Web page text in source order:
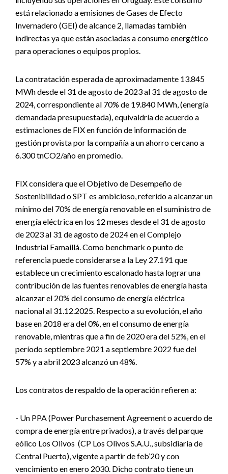
está relacionado a emisiones de Gases de Efecto
Invernadero (GEI) de alcance 2, llamadas también
indirectas ya que están asociadas a consumo energético
para operaciones o equipos propios.
La contratación esperada de aproximadamente 13.845
MWh desde el 31 de agosto de 2023 al 31 de agosto de
2024, correspondiente al 70% de 19.840 MWh, (energía
demandada presupuestada), equivaldría de acuerdo a
estimaciones de FIX en función de información de
gestión provista por la compañía a un ahorro cercano a
6.300 tnCO2/año en promedio.
FIX considera que el Objetivo de Desempeño de
Sostenibilidad o SPT es ambicioso, referido a alcanzar un
mínimo del 70% de energía renovable en el suministro de
energía eléctrica en los 12 meses desde el 31 de agosto
de 2023 al 31 de agosto de 2024 en el Complejo
Industrial Famaillá. Como benchmark o punto de
referencia puede considerarse a la Ley 27.191 que
establece un crecimiento escalonado hasta lograr una
contribución de las fuentes renovables de energía hasta
alcanzar el 20% del consumo de energía eléctrica
nacional al 31.12.2025. Respecto a su evolución, el año
base en 2018 era del 0%, en el consumo de energía
renovable, mientras que a fin de 2020 era del 52%, en el
período septiembre 2021 a septiembre 2022 fue del
57% y a abril 2023 alcanzó un 48%.
Los contratos de respaldo de la operación refieren a:
- Un PPA (Power Purchasement Agreement o acuerdo de
compra de energía entre privados), a través del parque
eólico Los Olivos (CP Los Olivos S.A.U., subsidiaria de
Central Puerto), vigente a partir de feb’20 y con
vencimiento en enero 2030. Dicho contrato tiene un